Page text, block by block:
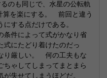
のも同じで、水星の公転軌
算を楽にする。 前回と違う
する点だけである。
件によって式がかなり省
式にたどり着けたのだっ
り厳しい。 何の工夫もな
ちゃしてしまってまとまら
失せてしまうほどだ。